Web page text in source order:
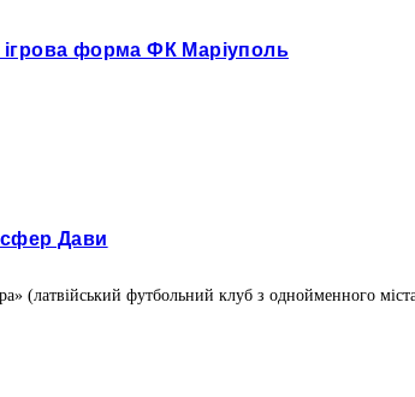
форма ФК Маріуполь
Дави
(латвійський футбольний клуб з однойменного